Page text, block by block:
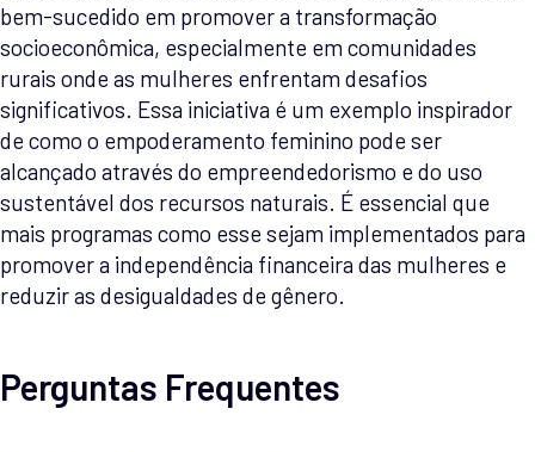
bem-sucedido em promover a transformação
socioeconômica, especialmente em comunidades
rurais onde as mulheres enfrentam desafios
significativos. Essa iniciativa é um exemplo inspirador
de como o empoderamento feminino pode ser
alcançado através do empreendedorismo e do uso
sustentável dos recursos naturais. É essencial que
mais programas como esse sejam implementados para
promover a independência financeira das mulheres e
reduzir as desigualdades de gênero.
Perguntas Frequentes